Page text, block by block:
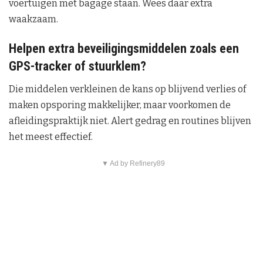
voertuigen met bagage staan. Wees daar extra
waakzaam.
Helpen extra beveiligingsmiddelen zoals een
GPS-tracker of stuurklem?
Die middelen verkleinen de kans op blijvend verlies of
maken opsporing makkelijker, maar voorkomen de
afleidingspraktijk niet. Alert gedrag en routines blijven
het meest effectief.
▼ Ad by Refinery89